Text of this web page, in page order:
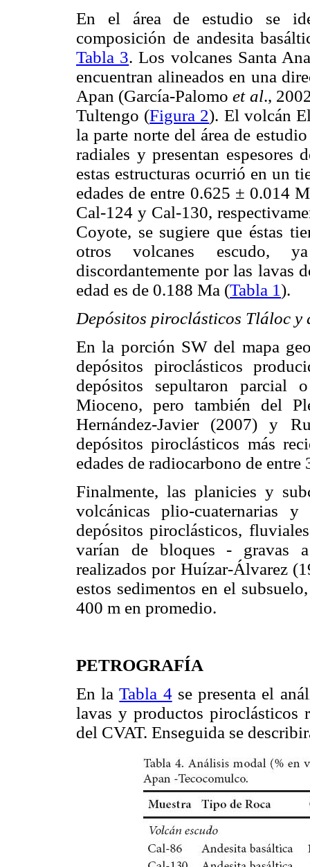
En el área de estudio se
composición de andesita
Tabla 3. Los volcanes Santa
encuentran alineados en una
Apan (García-Palomoet al.,
Tultengo (Figura 2). El volcán
la parte norte del área de
radiales y presentan espesores
estas estructuras ocurrió en un
edades de entre 0.625 ± 0.014
Cal-124 y Cal-130,
Coyote, se sugiere que éstas
otros volcanes escudo,
discordantemente por las lavas
edad es de 0.188 Ma (Tabla 1).
Depósitos piroclásticos Tláloc y
En la porción SW del mapa
depósitos piroclásticos
depósitos sepultaron parcial
Mioceno, pero también del
Hernández-Javier (2007) y
depósitos piroclásticos más
edades de radiocarbono de
Finalmente, las planicies y
volcánicas plio-cuaternarias
depósitos piroclásticos,
varían de bloques - gravas a
realizados por Huízar-Álvarez
estos sedimentos en el
400 m en promedio.
PETROGRAFÍA
En laTabla 4se presenta el
lavas y productos piroclásticos
del CVAT. Enseguida se